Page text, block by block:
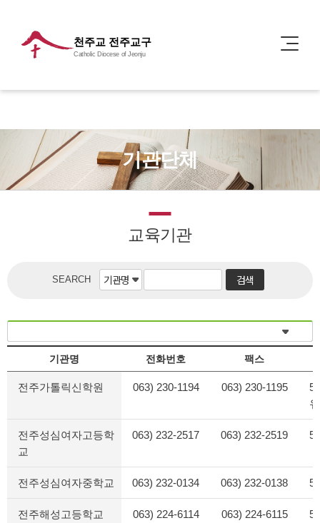
천주교 전주교구
Catholic Diocese of Jeonju
기관단체
교육기관
SEARCH
기관명 전화번호 팩스
전주가톨릭신학원 063) 230-1194 063) 230-1195
전주성심여자고등학
교
063) 232-2517 063) 232-2519
전주성심여자중학교 063) 232-0134 063) 232-0138
전주해성고등학교 063) 224-6114 063) 224-6115